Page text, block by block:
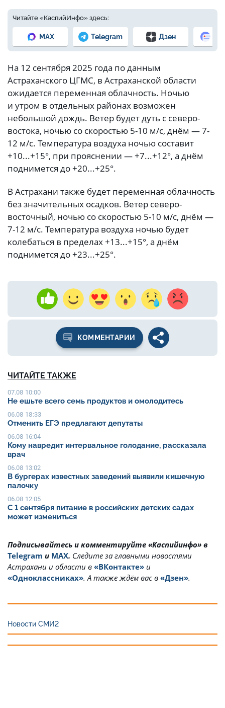
Читайте «КаспийИнфо» здесь:
MAX Telegram Дзен
На 12 сентября 2025 года по данным
Астраханского ЦГМС, в Астраханской области
ожидается переменная облачность. Ночью
и утром в отдельных районах возможен
небольшой дождь. Ветер будет дуть с северо-
востока, ночью со скоростью 5-10 м/с, днём — 7-
12 м/с. Температура воздуха ночью составит
+10...+15°, при прояснении — +7...+12°, а днём
поднимется до +20...+25°.
В Астрахани также будет переменная облачность
без значительных осадков. Ветер северо-
восточный, ночью со скоростью 5-10 м/с, днём —
7-12 м/с. Температура воздуха ночью будет
колебаться в пределах +13...+15°, а днём
поднимется до +23...+25°.
КОММЕНТАРИИ
ЧИТАЙТЕ ТАКЖЕ
07.08 10:00
Не ешьте всего семь продуктов и омолодитесь
06.08 18:33
Отменить ЕГЭ предлагают депутаты
06.08 16:04
Кому навредит интервальное голодание, рассказала
врач
06.08 13:02
В бургерах известных заведений выявили кишечную
палочку
06.08 12:05
С 1 сентября питание в российских детских садах
может измениться
Подписывайтесь и комментируйте «Каспийинфо» в
Telegram и MAX. Cледите за главными новостями
Астрахани и области в «ВКонтакте» и
«Одноклассниках». А также ждём вас в «Дзен».
Новости СМИ2